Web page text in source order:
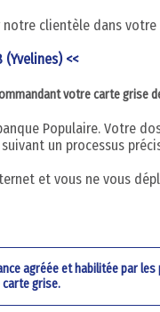
clientèle dans
<<
votre carte grise
Populaire. Votre
un processus
et vous ne vous
agréée et habilitée par les
grise.